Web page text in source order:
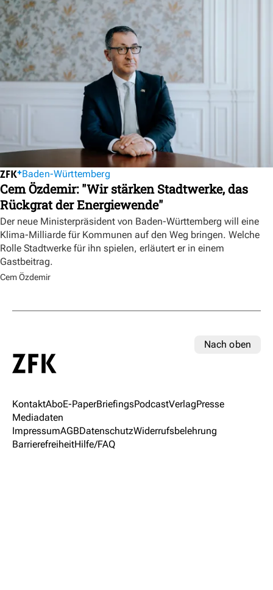
Baden-Württemberg
Cem Özdemir: "Wir stärken Stadtwerke, das
Rückgrat der Energiewende"
Der neue Ministerpräsident von Baden-Württemberg will eine
Klima-Milliarde für Kommunen auf den Weg bringen. Welche
Rolle Stadtwerke für ihn spielen, erläutert er in einem
Gastbeitrag.
Cem Özdemir
Nach oben
KontaktAboE-PaperBriefingsPodcastVerlagPresse
Mediadaten
ImpressumAGBDatenschutzWiderrufsbelehrung
BarrierefreiheitHilfe/FAQ